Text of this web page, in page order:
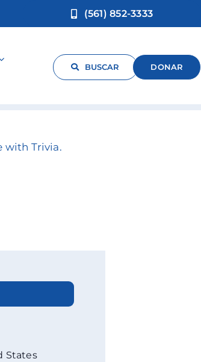
(561) 852-3333
BUSCAR DONAR
with Trivia.
States